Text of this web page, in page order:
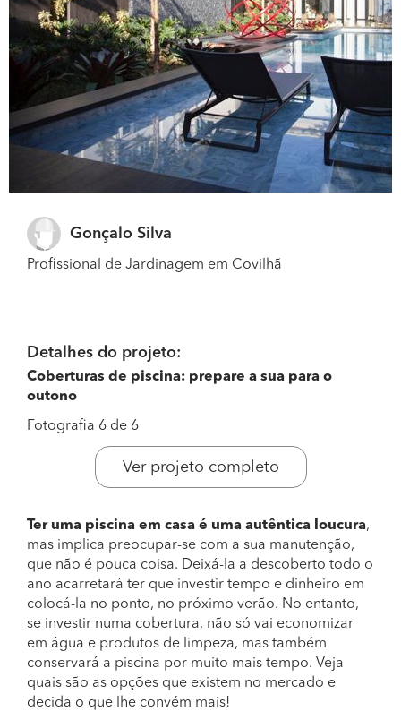
Gonçalo Silva
Profissional de Jardinagem em Covilhã
Detalhes do projeto:
Coberturas de piscina: prepare a sua para o
outono
Fotografia 6 de 6
Ver projeto completo
Ter uma piscina em casa é uma autêntica loucura,
mas implica preocupar-se com a sua manutenção,
que não é pouca coisa. Deixá-la a descoberto todo o
ano acarretará ter que investir tempo e dinheiro em
colocá-la no ponto, no próximo verão. No entanto,
se investir numa cobertura, não só vai economizar
em água e produtos de limpeza, mas também
conservará a piscina por muito mais tempo. Veja
quais são as opções que existem no mercado e
decida o que lhe convém mais!